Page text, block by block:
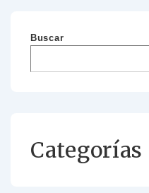
Buscar
Categorías